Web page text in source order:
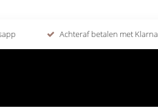
Achteraf betalen met Klarna